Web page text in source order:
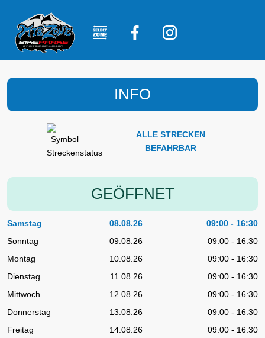
INFO
ALLE STRECKEN
BEFAHRBAR
GEÖFFNET
Samstag 08.08.26
09:00 - 16:30
Sonntag
09.08.26
09:00 - 16:30
Montag
10.08.26
09:00 - 16:30
Dienstag
11.08.26
09:00 - 16:30
Mittwoch
12.08.26
09:00 - 16:30
Donnerstag
13.08.26
09:00 - 16:30
Freitag
14.08.26 09:00 - 16:30